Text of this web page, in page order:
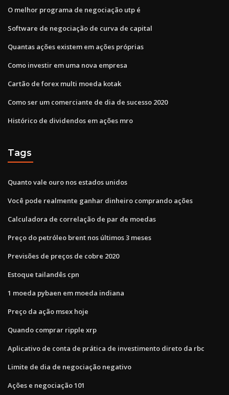
O melhor programa de negociação utp é
Software de negociação de curva de capital
Quantas ações existem em ações próprias
Como investir em uma nova empresa
Cartão de forex multi moeda kotak
Como ser um comerciante de dia de sucesso 2020
Histórico de dividendos em ações mro
Tags
Quanto vale ouro nos estados unidos
Você pode realmente ganhar dinheiro comprando ações
Calculadora de correlação de par de moedas
Preço do petróleo brent nos últimos 3 meses
Previsões de preços de cobre 2020
Estoque tailandês cpn
1 moeda pybaen em moeda indiana
Preço da ação msex hoje
Quando comprar ripple xrp
Aplicativo de conta de prática de investimento direto da rbc
Limite de dia de negociação negativo
Ações e negociação 101